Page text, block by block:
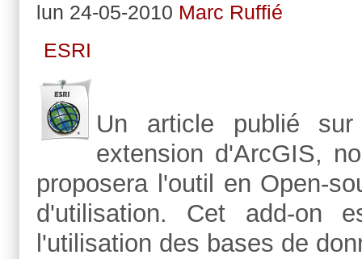
lun 24-05-2010 Marc Ruffié
ESRI
Un article publié
extension d'ArcGIS,
proposera l'outil en Open-
d'utilisation. Cet add-on
l'utilisation des bases de